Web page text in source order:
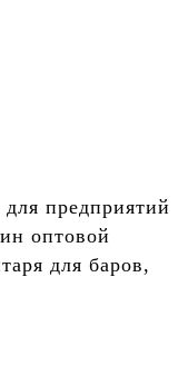
для предприятий
оптовой
для баров,